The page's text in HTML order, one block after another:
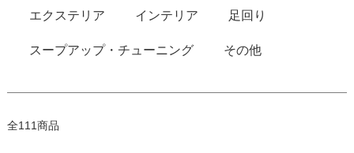
カテゴリー一覧
エクステリア インテリア 足回り
スープアップ・チューニング その他
全111商品